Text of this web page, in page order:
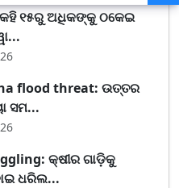
କହି ୧୫ରୁ ଅଧିକଙ୍କୁ ଠକେଇ
flood threat: ଉତ୍ତର
ସମ...
କ୍ଷୀର ଗାଡ଼ିକୁ
ଧରିଲ...